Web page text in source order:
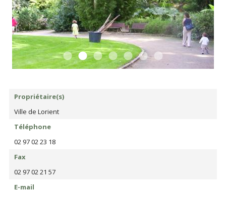
Propriétaire(s)
Ville de Lorient
Téléphone
02 97 02 23 18
Fax
02 97 02 21 57
E-mail